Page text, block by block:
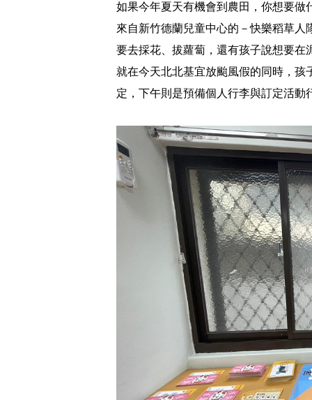
如果今年夏天有機會到農田，你想要做
來自新竹德蘭兒童中心的－快樂稻草
要去採花、拔蘿蔔，還有孩子說想要在
就在今天北北基宜放颱風假的同時，
定，下午則是預備個人行李與訂定活動